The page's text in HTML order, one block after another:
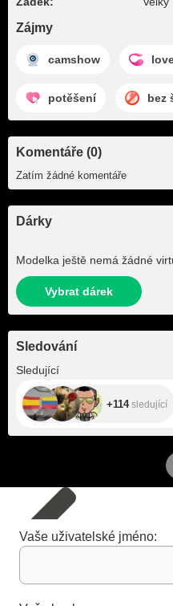
Zájmy
camshow
potěšení bez
Komentáře (0)
Zatím žádné komentáře
Dárky
Modelka ještě nemá žádné
Vybrat dárek
Sledování
Sledující
+114sledující
Vaše uživatelské jméno: